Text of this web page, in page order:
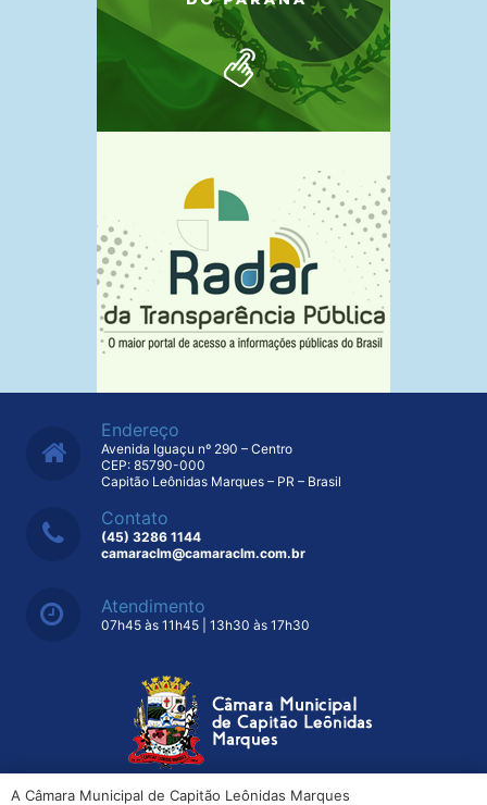
Endereço
Avenida Iguaçu nº 290 – Centro
CEP: 85790-000
Capitão Leônidas Marques – PR – Brasil
Contato
(45) 3286 1144
camaraclm@camaraclm.com.br
Atendimento
07h45 às 11h45 | 13h30 às 17h30
A Câmara Municipal de Capitão Leônidas Marques